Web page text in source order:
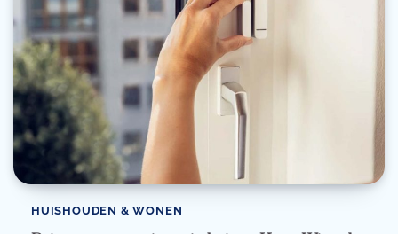
HUISHOUDEN & WONEN